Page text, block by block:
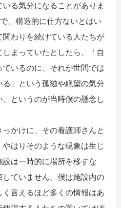
る気分になることがありま
、構造的に仕方ないとはい
関わりを続けている人たちが
まっていたとしたら、「自
いるのに、それが世間では
る」という孤独や絶望の気分
というのが当時僕の懸念し
かけに、その看護師さんと
はりそのような現象は生じ
は一時的に場所を移すな
ていません。僕は施設内の
言えるほど多くの情報はあ